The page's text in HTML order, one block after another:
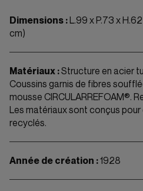
Dimensions :L.99 x P.73 x
cm)
Matériaux :Structure en acier
Coussins garnis de fibres
mousse CIRCULARREFOAM®.
Les matériaux sont conçus
recyclés.
Année de création :1928